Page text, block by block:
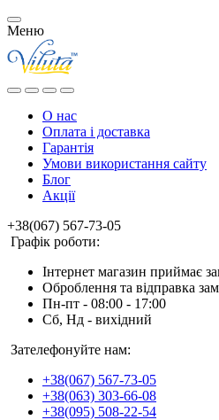
Меню
О нас
Оплата і доставка
Гарантія
Умови використання сайту
Блог
Акції
+38(067) 567-73-05
Графік роботи:
Інтернет магазин приймає
Оброблення та відправка
Пн-пт - 08:00 - 17:00
Сб, Нд - вихідний
Зателефонуйте нам:
+38(067) 567-73-05
+38(063) 303-66-08
+38(095) 508-22-54